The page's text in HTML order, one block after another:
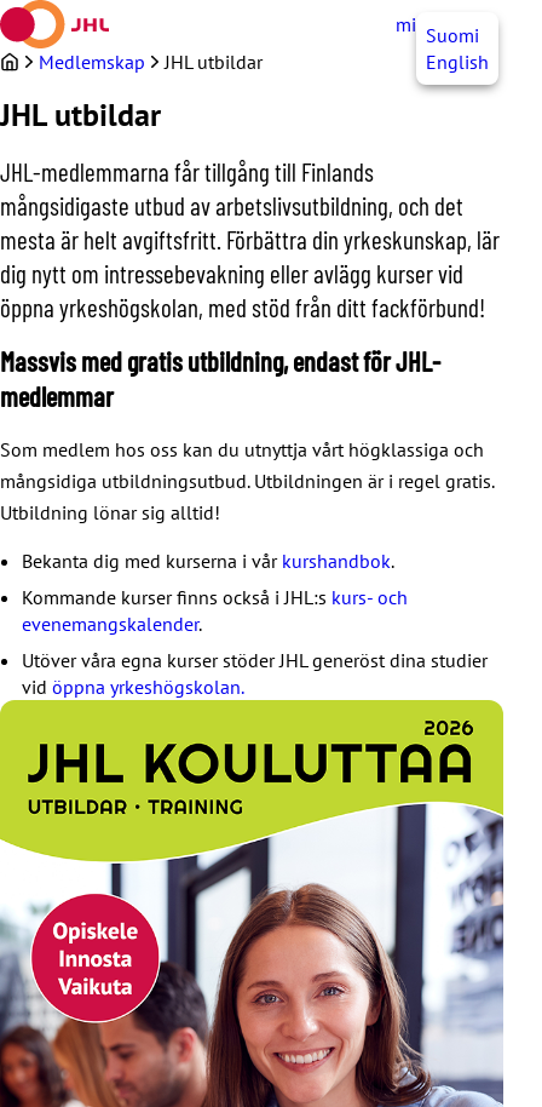
Hoppa
till
innehållet
mittJHL SV
Suomi
English
Medlemskap JHL utbildar
JHL utbildar
JHL-medlemmarna får tillgång till Finlands
mångsidigaste utbud av arbetslivsutbildning, och det
mesta är helt avgiftsfritt. Förbättra din yrkeskunskap, lär
dig nytt om intressebevakning eller avlägg kurser vid
öppna yrkeshögskolan, med stöd från ditt fackförbund!
Massvis med gratis utbildning, endast för JHL-
medlemmar
Som medlem hos oss kan du utnyttja vårt högklassiga och
mångsidiga utbildningsutbud. Utbildningen är i regel gratis.
Utbildning lönar sig alltid!
Bekanta dig med kurserna i vår kurshandbok.
Kommande kurser finns också i JHL:s kurs- och
evenemangskalender.
Utöver våra egna kurser stöder JHL generöst dina studier
vid öppna yrkeshögskolan.